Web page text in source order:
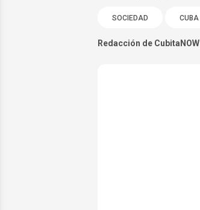
SOCIEDAD CUBA
Redacción de CubitaNOW